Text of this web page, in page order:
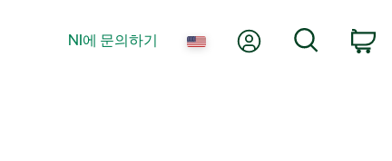
NI에 문의하기 내 계정